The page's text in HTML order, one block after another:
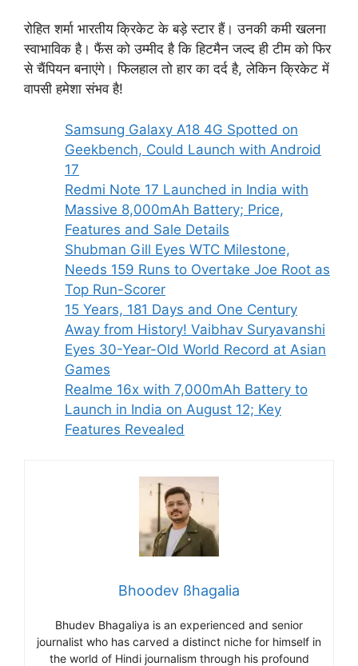
रोहित शर्मा भारतीय क्रिकेट के बड़े स्टार हैं। उनकी कमी खलना
स्वाभाविक है। फैंस को उम्मीद है कि हिटमैन जल्द ही टीम को फिर
से चैंपियन बनाएंगे। फिलहाल तो हार का दर्द है, लेकिन क्रिकेट में
वापसी हमेशा संभव है!
Samsung Galaxy A18 4G Spotted on
Geekbench, Could Launch with Android
17
Redmi Note 17 Launched in India with
Massive 8,000mAh Battery; Price,
Features and Sale Details
Shubman Gill Eyes WTC Milestone,
Needs 159 Runs to Overtake Joe Root as
Top Run-Scorer
15 Years, 181 Days and One Century
Away from History! Vaibhav Suryavanshi
Eyes 30-Year-Old World Record at Asian
Games
Realme 16x with 7,000mAh Battery to
Launch in India on August 12; Key
Features Revealed
Bhoodev ßhagalia
Bhudev Bhagaliya is an experienced and senior
journalist who has carved a distinct niche for himself in
the world of Hindi journalism through his profound